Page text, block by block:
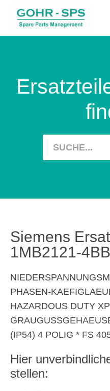
Siemens
1MB2121-
PHASEN-
HAZARDOUS DUTY
(IP54) 4 POLIG * FS
Hier
stellen: